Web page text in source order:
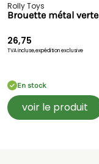
Rolly Toys
Brouette métal verte
26,75
TVA incluse,expédition exclusive
En stock
voir le produit